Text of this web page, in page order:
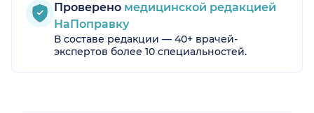
Проверено медицинской редакцией
НаПоправку
В составе редакции — 40+ врачей-
экспертов более 10 специальностей.